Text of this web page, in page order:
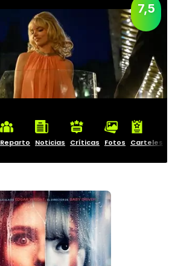
7,5
Reparto Noticias Críticas Fotos Carteles